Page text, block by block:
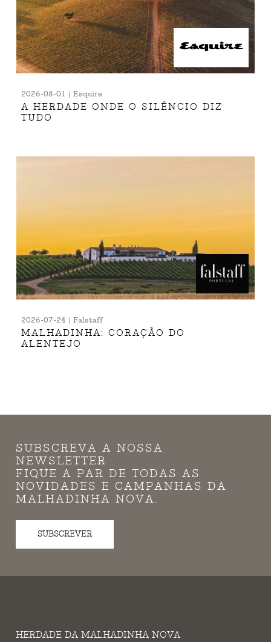
2026-08-01 | Esquire
A HERDADE ONDE O SILÊNCIO DIZ
TUDO
2026-07-24 | Falstaff
MALHADINHA: CORAÇÃO DO
ALENTEJO
SUBSCREVA A NOSSA
NEWSLETTER
FIQUE A PAR DE TODAS AS
NOVIDADES E CAMPANHAS DA
MALHADINHA NOVA.
SUBSCREVER
HERDADE DA MALHADINHA NOVA